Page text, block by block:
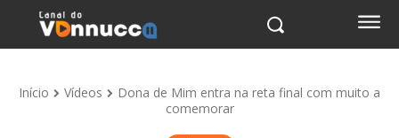
Início Vídeos
Dona de Mim entra na reta final com muito a
comemorar